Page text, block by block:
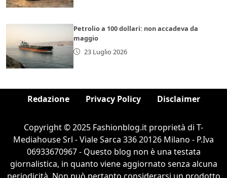
Petrolio a 100 dollari: non accadeva da
maggio
23 Luglio 2026
Redazione Privacy Policy Disclaimer
Copyright © 2025 Fashionblog.it proprietà di T-
Mediahouse Srl - Viale Sarca 336 20126 Milano - P.Iva
06933670967 - Questo blog non è una testata
giornalistica, in quanto viene aggiornato senza alcuna